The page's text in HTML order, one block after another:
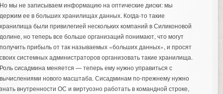
мы не записываем информацию на оптические диски: мы
ее в больших хранилищах данных. Когда-то такие
были привилегией нескольких компаний в Силиконовой
но теперь все больше организаций понимают, что могут
прибыль от так называемых «больших данных», и просят
системных администраторов организовать такие хранилища.
сисадмина меняется — теперь ему нужно управиться с
нового масштаба. Сисадминам по-прежнему нужно
внутренности ОС и виртуозно работать в командной строке,